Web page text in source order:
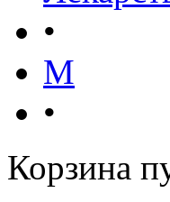
•
М
•
Корзина